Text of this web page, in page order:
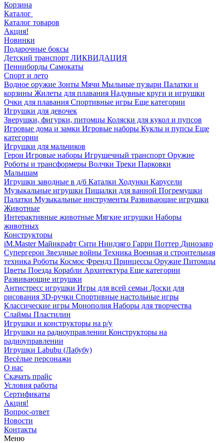
Корзина
Каталог
Каталог товаров
Акция!
Новинки
Подарочные боксы
Детский транспорт ЛИКВИДАЦИЯ
Пенниборды Самокаты
Спорт и лето
Водное оружие Зонты Мячи Мыльные пузыри Палатки и
корзины Жилеты для плавания Надувные круги и игрушки
Очки для плавания Спортивные игры Еще категории
Игрушки для девочек
Зверушки, фигурки, питомцы Коляски для кукол и пупсов
Игровые дома и замки Игровые наборы Куклы и пупсы Еще
категории
Игрушки для мальчиков
Герои Игровые наборы Игрушечный транспорт Оружие
Роботы и трансформеры Волчки Треки Парковки
Малышам
Игрушки заводные в д/б Каталки Ходунки Карусели
Музыкальные игрушки Пищалки для ванной Погремушки
Палатки Музыкальные инструменты Развивающие игрушки
Животные
Интерактивные животные Мягкие игрушки Наборы
животных
Конструкторы
iM.Master Майнкрафт Сити Ниндзяго Гарри Поттер Динозавр
Супергерои Звездные войны Техника Военная и строительная
техника Роботы Космос Френдз Принцессы Оружие Питомцы
Цветы Поезда Корабли Архитектура Еще категории
Развивающие игрушки
Антистресс игрушки Игры для всей семьи Доски для
рисования 3D-ручки Спортивные настольные игры
Классические игры Монополия Наборы для творчества
Слаймы Пластилин
Игрушки и конструкторы на р/у
Игрушки на радиоуправлении Конструкторы на
радиоуправлении
Игрушки Labubu (Лабубу)
Весёлые персонажи
О нас
Скачать прайс
Условия работы
Сертификаты
Акция!
Вопрос-ответ
Новости
Контакты
Меню